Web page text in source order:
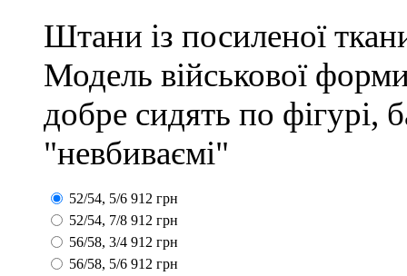
Штани із посиленої
Модель військової
добре сидять по фігурі,
"невбиваємі"
52/54, 5/6 912 грн
52/54, 7/8 912 грн
56/58, 3/4 912 грн
56/58, 5/6 912 грн